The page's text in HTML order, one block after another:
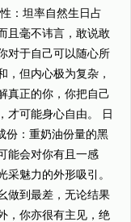
：坦率自然生日占
且毫不讳言，敢说敢
对于自己可以随心所
，但内心极为复杂，
真正的你，你把自己
才可能身心自由。 日
份：重奶油份量的黑
能会对你有且一感
魅力的外形吸引。
做到最差，无论结果
，你亦很有主见，绝